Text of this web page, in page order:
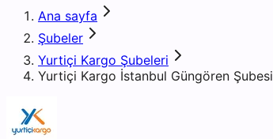
Ana sayfa
Şubeler
Yurtiçi Kargo Şubeleri
Yurtiçi Kargo İstanbul Güngören Şubesi